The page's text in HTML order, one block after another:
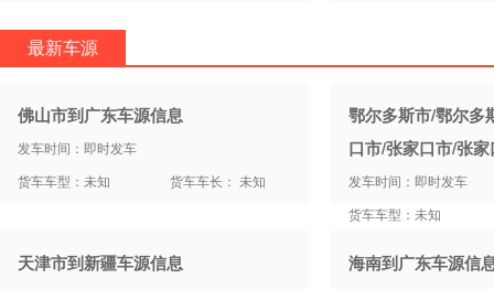
最新车源
佛山市到广东车源信息
发车时间：即时发车
货车车型：未知
货车车长： 未知
鄂尔多斯市/鄂尔多
口市/张家口市/张
发车时间：即时发车
货车车型：未知
天津市到新疆车源信息 海南到广东车源信